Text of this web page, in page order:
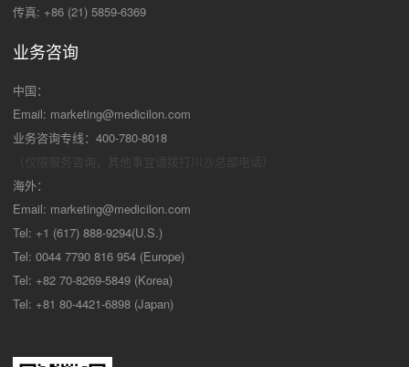
传真: +86 (21) 5859-6369
业务咨询
中国：
Email: marketing@medicilon.com
业务咨询专线：400-780-8018
海外：
Email: marketing@medicilon.com
Tel: +1 (617) 888-9294(U.S.)
Tel: 0044 7790 816 954 (Europe)
Tel: +82 70-8269-5849 (Korea)
Tel: +81 80-4421-6898 (Japan)